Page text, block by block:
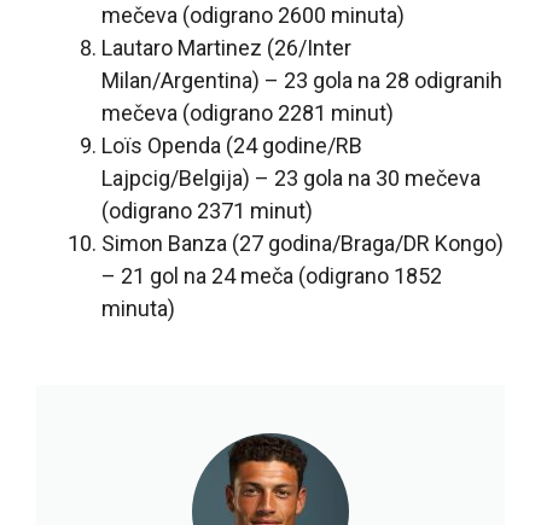
mečeva (odigrano 2600 minuta)
Lautaro Martinez (26/Inter
Milan/Argentina) – 23 gola na 28 odigranih
mečeva (odigrano 2281 minut)
Loïs Openda (24 godine/RB
Lajpcig/Belgija) – 23 gola na 30 mečeva
(odigrano 2371 minut)
Simon Banza (27 godina/Braga/DR Kongo)
– 21 gol na 24 meča (odigrano 1852
minuta)